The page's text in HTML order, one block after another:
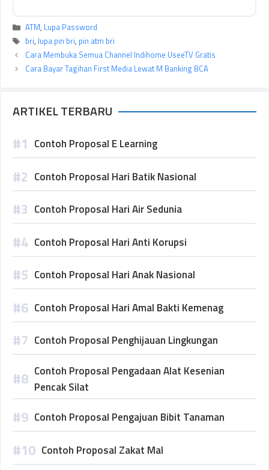
Kategori
ATM, Lupa Password
Tag
bri, lupa pin bri, pin atm bri
Cara Membuka Semua Channel Indihome UseeTV Gratis
Cara Bayar Tagihan First Media Lewat M Banking BCA
ARTIKEL TERBARU
Contoh Proposal E Learning
Contoh Proposal Hari Batik Nasional
Contoh Proposal Hari Air Sedunia
Contoh Proposal Hari Anti Korupsi
Contoh Proposal Hari Anak Nasional
Contoh Proposal Hari Amal Bakti Kemenag
Contoh Proposal Penghijauan Lingkungan
Contoh Proposal Pengadaan Alat Kesenian
Pencak Silat
Contoh Proposal Pengajuan Bibit Tanaman
Contoh Proposal Zakat Mal